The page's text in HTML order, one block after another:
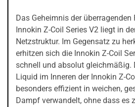
Das Geheimnis der überragenden
Innokin Z-Coil Series V2 liegt in
Netzstruktur. Im Gegensatz zu
erhitzen sich die Innokin Z-Coil
schnell und absolut gleichmäßig.
Liquid im Inneren der Innokin Z-
besonders effizient in weichen,
Dampf verwandelt, ohne dass es